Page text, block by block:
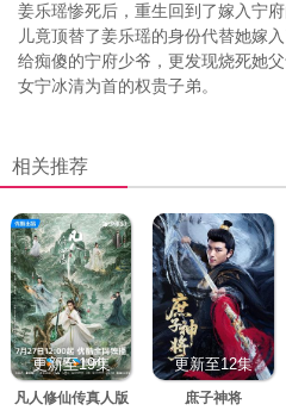
姜乐瑶惨死后，重生回到了嫁入宁
儿竟顶替了姜乐瑶的身份代替她嫁
给痴傻的宁府少爷，更发现烧死她
女宁冰清为首的权贵子弟。
相关推荐
更新至19集
凡人修仙传真人版
更新至12集
庶子神将